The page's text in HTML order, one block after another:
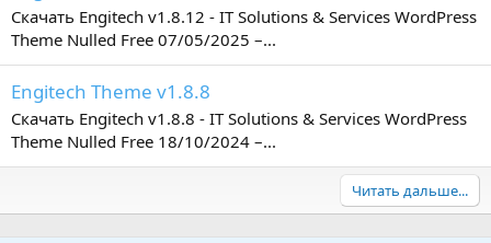
Скачать Engitech v1.8.12 - IT Solutions & Services WordPress
Theme Nulled Free 07/05/2025 –...
Engitech Theme v1.8.8
Скачать Engitech v1.8.8 - IT Solutions & Services WordPress
Theme Nulled Free 18/10/2024 –...
Читать дальше...